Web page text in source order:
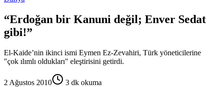
“Erdoğan bir Kanuni değil; Enver Sedat
gibi!”
El-Kaide’nin ikinci ismi Eymen Ez-Zevahiri, Türk yöneticilerine
"çok ılımlı oldukları" eleştirisini getirdi.
2 Ağustos 2010 3 dk okuma